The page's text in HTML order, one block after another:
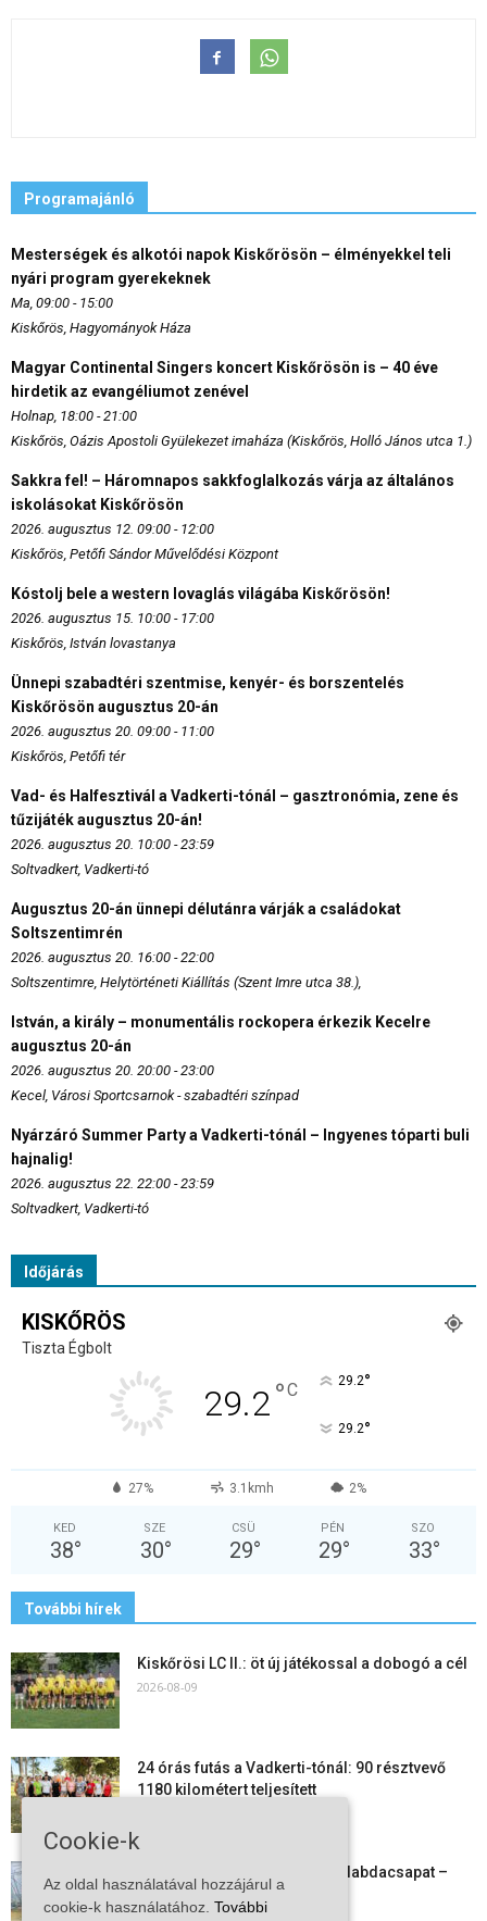
Programajánló
Mesterségek és alkotói napok Kiskőrösön – élményekkel teli
nyári program gyerekeknek
Ma, 09:00 - 15:00
Kiskőrös, Hagyományok Háza
Magyar Continental Singers koncert Kiskőrösön is – 40 éve
hirdetik az evangéliumot zenével
Holnap, 18:00 - 21:00
Kiskőrös, Oázis Apostoli Gyülekezet imaháza (Kiskőrös, Holló János utca 1.)
Sakkra fel! – Háromnapos sakkfoglalkozás várja az általános
iskolásokat Kiskőrösön
2026. augusztus 12. 09:00 - 12:00
Kiskőrös, Petőfi Sándor Művelődési Központ
Kóstolj bele a western lovaglás világába Kiskőrösön!
2026. augusztus 15. 10:00 - 17:00
Kiskőrös, István lovastanya
Ünnepi szabadtéri szentmise, kenyér- és borszentelés
Kiskőrösön augusztus 20-án
2026. augusztus 20. 09:00 - 11:00
Kiskőrös, Petőfi tér
Vad- és Halfesztivál a Vadkerti-tónál – gasztronómia, zene és
tűzijáték augusztus 20-án!
2026. augusztus 20. 10:00 - 23:59
Soltvadkert, Vadkerti-tó
Augusztus 20-án ünnepi délutánra várják a családokat
Soltszentimrén
2026. augusztus 20. 16:00 - 22:00
Soltszentimre, Helytörténeti Kiállítás (Szent Imre utca 38.),
István, a király – monumentális rockopera érkezik Kecelre
augusztus 20-án
2026. augusztus 20. 20:00 - 23:00
Kecel, Városi Sportcsarnok - szabadtéri színpad
Nyárzáró Summer Party a Vadkerti-tónál – Ingyenes tóparti buli
hajnalig!
2026. augusztus 22. 22:00 - 23:59
Soltvadkert, Vadkerti-tó
Időjárás
KISKŐRÖS
Tiszta Égbolt
29.2°C 29.2°
29.2°
27% 3.1kmh 2%
KED
38°
SZE
30°
CSÜ
29°
PÉN
29°
SZO
33°
További hírek
Kiskőrösi LC II.: öt új játékossal a dobogó a cél
2026-08-09
24 órás futás a Vadkerti-tónál: 90 résztvevő
1180 kilométert teljesített
Megszűnt a kiskőrösi női kézilabdacsapat –
egy korszak ért véget
2026-08-08
Cookie-k
Az oldal használatával hozzájárul a
cookie-k használatához. További